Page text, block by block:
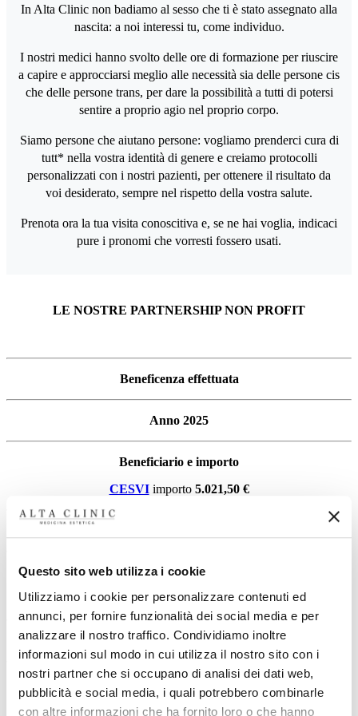
Questo sito web utilizza i cookie
Utilizziamo i cookie per personalizzare contenuti ed
annunci, per fornire funzionalità dei social media e per
analizzare il nostro traffico. Condividiamo inoltre
informazioni sul modo in cui utilizza il nostro sito con i
nostri partner che si occupano di analisi dei dati web,
pubblicità e social media, i quali potrebbero combinarle
con altre informazioni che ha fornito loro o che hanno
In Alta Clinic non badiamo al sesso che ti è stato assegnato alla
nascita: a noi interessi tu, come individuo.
I nostri medici hanno svolto delle ore di formazione per riuscire
a capire e approcciarsi meglio alle necessità sia delle persone cis
che delle persone trans, per dare la possibilità a tutti di potersi
sentire a proprio agio nel proprio corpo.
Siamo persone che aiutano persone: vogliamo prenderci cura di
tutt* nella vostra identità di genere e creiamo protocolli
personalizzati con i nostri pazienti, per ottenere il risultato da
voi desiderato, sempre nel rispetto della vostra salute.
Prenota ora la tua visita conoscitiva e, se ne hai voglia, indicaci
pure i pronomi che vorresti fossero usati.
LE NOSTRE PARTNERSHIP NON PROFIT
Beneficenza effettuata
Anno 2025
Beneficiario e importo
CESVI importo 5.021,50 €
Beneficiario e importo
CESVI importo15.000,00 €
Anno 2023
Beneficiario e importo
PEGASUS SPORTING CLUBimporto1.000,00 €